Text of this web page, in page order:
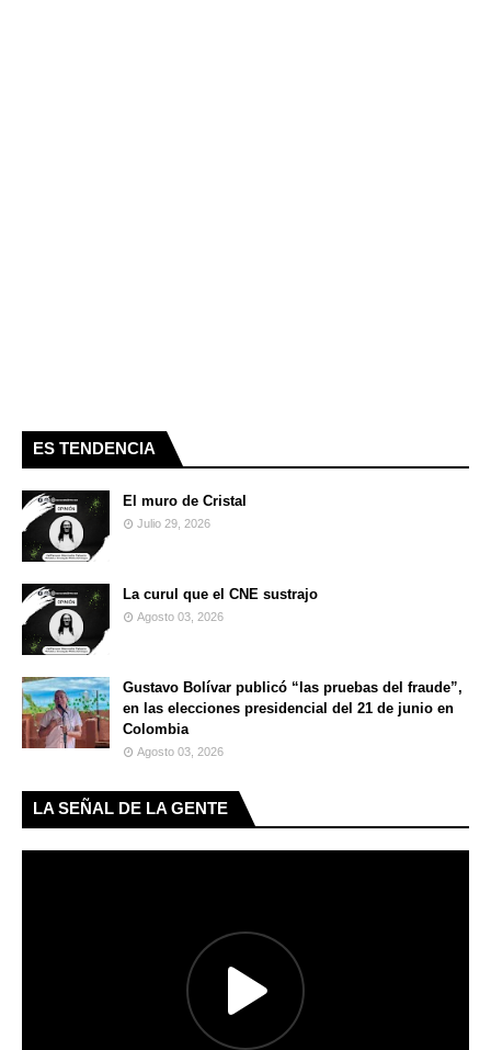
ES TENDENCIA
El muro de Cristal
Julio 29, 2026
La curul que el CNE sustrajo
Agosto 03, 2026
Gustavo Bolívar publicó “las pruebas del fraude”,
en las elecciones presidencial del 21 de junio en
Colombia
Agosto 03, 2026
LA SEÑAL DE LA GENTE